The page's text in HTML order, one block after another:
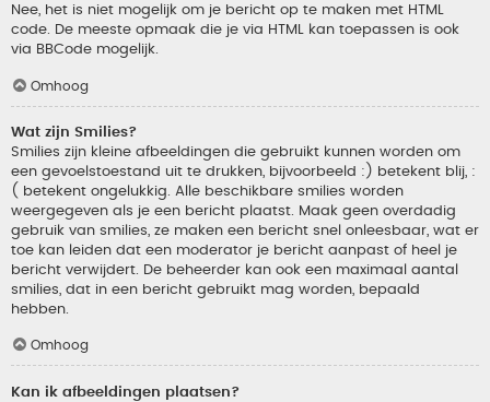
Nee, het is niet mogelijk om je bericht op te maken met HTML
code. De meeste opmaak die je via HTML kan toepassen is ook
via BBCode mogelijk.
Omhoog
Wat zijn Smilies?
Smilies zijn kleine afbeeldingen die gebruikt kunnen worden om
een gevoelstoestand uit te drukken, bijvoorbeeld :) betekent blij, :
( betekent ongelukkig. Alle beschikbare smilies worden
weergegeven als je een bericht plaatst. Maak geen overdadig
gebruik van smilies, ze maken een bericht snel onleesbaar, wat er
toe kan leiden dat een moderator je bericht aanpast of heel je
bericht verwijdert. De beheerder kan ook een maximaal aantal
smilies, dat in een bericht gebruikt mag worden, bepaald
hebben.
Omhoog
Kan ik afbeeldingen plaatsen?